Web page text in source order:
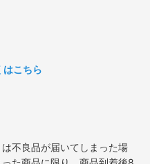
こちら
不良品が届いてしまった場